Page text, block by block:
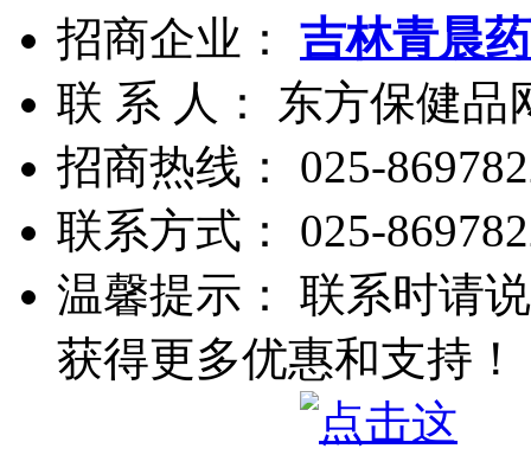
招商企业： 吉林青晨
联 系 人： 东方保健品
招商热线： 025-
联系方式： 025-
温馨提示： 联系时请
获得更多优惠和支持！